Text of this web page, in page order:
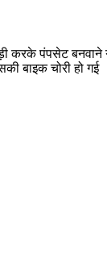
पंपसेट बनवाने
बाइक चोरी हो गई